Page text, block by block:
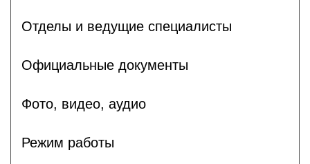
Отделы и ведущие специалисты
Официальные документы
Фото, видео, аудио
Режим работы